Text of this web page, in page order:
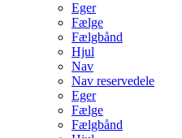
Eger
Fælge
Fælgbånd
Hjul
Nav
Nav reservedele
Eger
Fælge
Fælgbånd